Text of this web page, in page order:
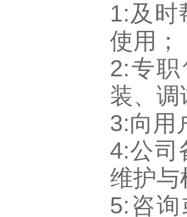
1:及时
使用；
2:专
装、调
3:向用
4:公司
维护与
5:咨